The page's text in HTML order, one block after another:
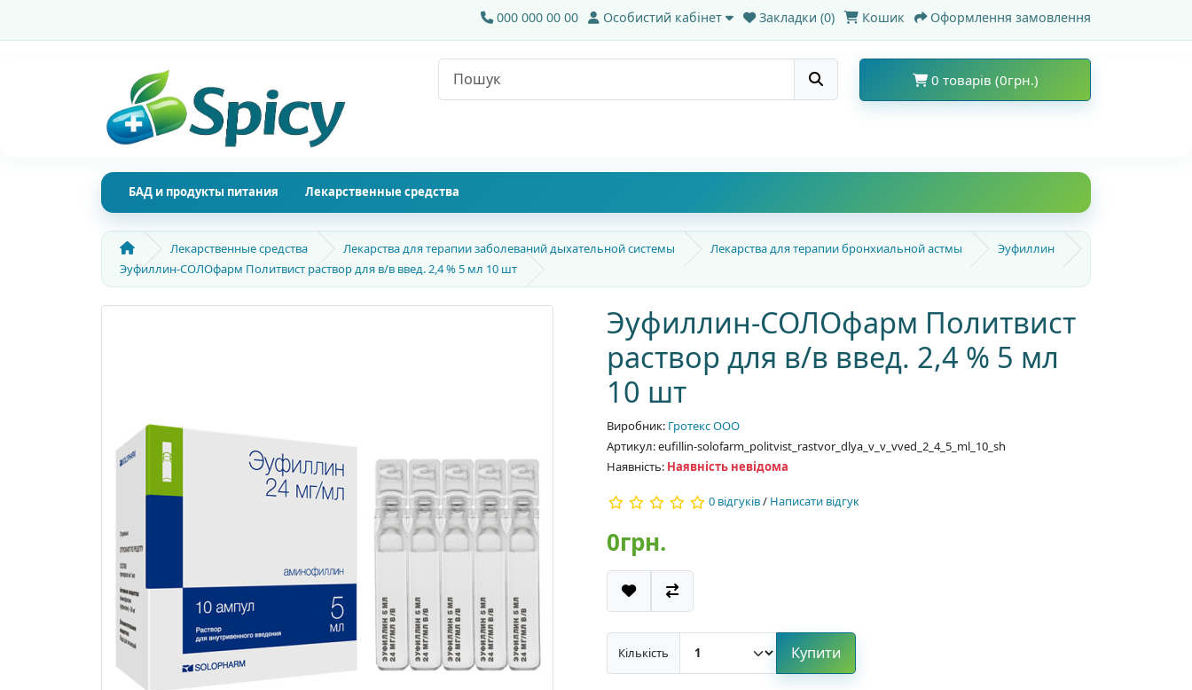
000 000 00 00 Особистий кабінет Закладки (0) Кошик Оформлення замовлення
0 товарів (0грн.)
БАД и продукты питания Лекарственные средства
Лекарственные средства Лекарства для терапии заболеваний дыхательной системы Лекарства для терапии бронхиальной астмы
Эуфиллин
Эуфиллин-СОЛОфарм Политвист раствор для в/в введ. 2,4 % 5 мл 10 шт
Эуфиллин-СОЛОфарм Политвист
раствор для в/в введ. 2,4 % 5 мл
10 шт
Виробник: Гротекс ООО
Артикул: eufillin-solofarm_politvist_rastvor_dlya_v_v_vved_2_4_5_ml_10_sh
Наявність: Наявність невідома
0 відгуків/ Написати відгук
0грн.
Кількість Купити